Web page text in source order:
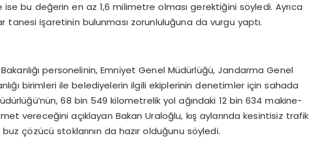
bu değerin en az 1,6 milimetre olması gerektiğini söyledi. Ayrıca
tanesi işaretinin bulunması zorunluluğuna da vurgu yaptı.
personelinin, Emniyet Genel Müdürlüğü, Jandarma Genel
birimleri ile belediyelerin ilgili ekiplerinin denetimler için sahada
68 bin 549 kilometrelik yol ağındaki 12 bin 634 makine-
vereceğini açıklayan Bakan Uraloğlu, kış aylarında kesintisiz trafik
çözücü stoklarının da hazır olduğunu söyledi.